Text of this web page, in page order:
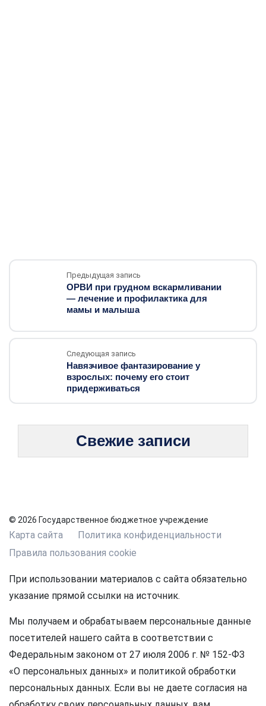
Предыдущая запись
ОРВИ при грудном вскармливании
— лечение и профилактика для
мамы и малыша
Следующая запись
Навязчивое фантазирование у
взрослых: почему его стоит
придерживаться
Свежие записи
© 2026 Государственное бюджетное учреждение
Карта сайта
Политика конфиденциальности
Правила пользования cookie
При использовании материалов с сайта обязательно
указание прямой ссылки на источник.
Мы получаем и обрабатываем персональные данные
посетителей нашего сайта в соответствии с
Федеральным законом от 27 июля 2006 г. № 152-ФЗ
«О персональных данных» и политикой обработки
персональных данных. Если вы не даете согласия на